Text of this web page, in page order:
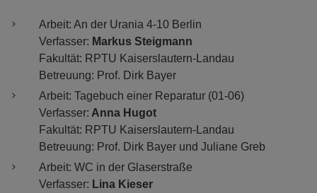
Arbeit: An der Urania 4-10 Berlin
Verfasser: Markus Steigmann
Fakultät: RPTU Kaiserslautern-Landau
Betreuung: Prof. Dirk Bayer
Arbeit: Tagebuch einer Reparatur (01-06)
Verfasser: Anna Hugot
Fakultät: RPTU Kaiserslautern-Landau
Betreuung: Prof. Dirk Bayer und Juliane Greb
Arbeit: WC in der Glaserstraße
Verfasser: Lina Kieser